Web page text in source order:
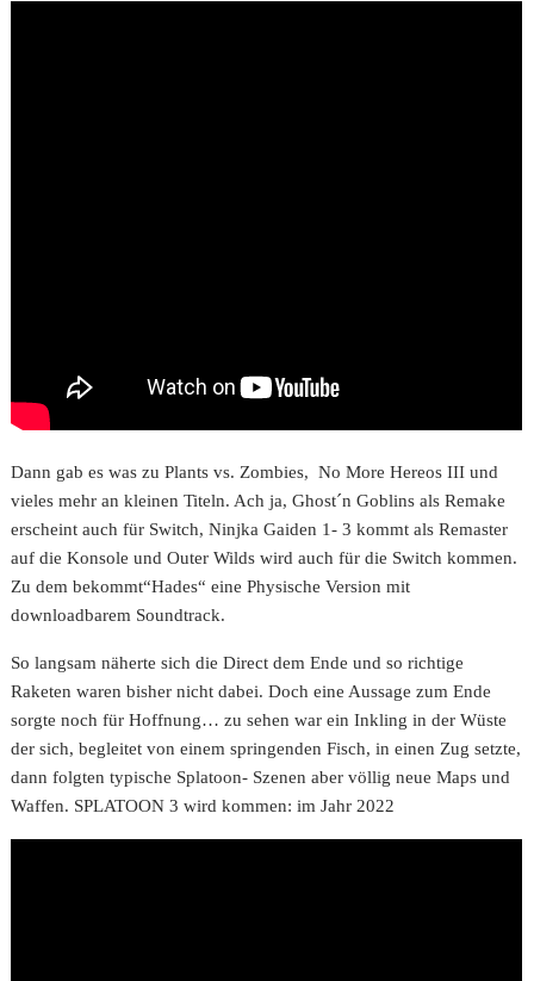
Dann gab es was zu Plants vs. Zombies, No More Hereos III und
vieles mehr an kleinen Titeln. Ach ja, Ghost´n Goblins als Remake
erscheint auch für Switch, Ninjka Gaiden 1- 3 kommt als Remaster
auf die Konsole und Outer Wilds wird auch für die Switch kommen.
Zu dem bekommt“Hades“ eine Physische Version mit
downloadbarem Soundtrack.
So langsam näherte sich die Direct dem Ende und so richtige
Raketen waren bisher nicht dabei. Doch eine Aussage zum Ende
sorgte noch für Hoffnung… zu sehen war ein Inkling in der Wüste
der sich, begleitet von einem springenden Fisch, in einen Zug setzte,
dann folgten typische Splatoon- Szenen aber völlig neue Maps und
Waffen. SPLATOON 3 wird kommen: im Jahr 2022